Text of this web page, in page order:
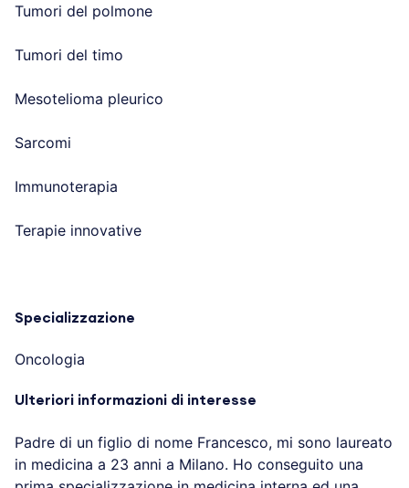
Tumori del polmone
Tumori del timo
Mesotelioma pleurico
Sarcomi
Immunoterapia
Terapie innovative
Specializzazione
Oncologia
Ulteriori informazioni di interesse
Padre di un figlio di nome Francesco, mi sono laureato
in medicina a 23 anni a Milano. Ho conseguito una